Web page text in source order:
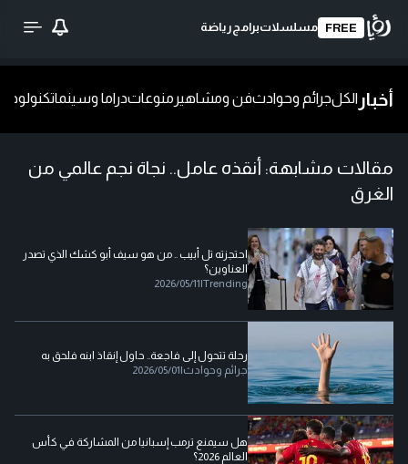
FREE مسلسلاتبرامج رياضة
أخبار الكلجرائم وحوادثفن ومشاهير منوعاتدراما وسينماتكنولوجيا
مقالات مشابهة: أنقذه عامل.. نجاة نجم عالمي من
الغرق
احتجزته تل أبيب .. من هو سيف أبو كشك الذي تصدر
العناوين؟
Trending
|
2026/05/11
رحلة تتحول إلى فاجعة.. حاول إنقاذ ابنه فلحق به
جرائم وحوادث|
2026/05/01
هل سيمنع ترمب إسبانيا من المشاركة في كأس
العالم 2026؟